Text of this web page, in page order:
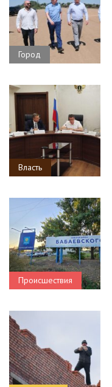
Город
Власть
Происшествия